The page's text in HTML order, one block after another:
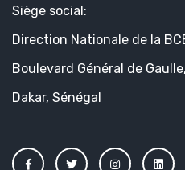
Siège social:
Direction Nationale de la
Boulevard Général de
Dakar, Sénégal